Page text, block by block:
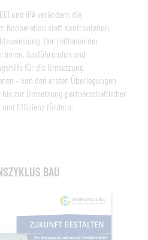
und IPA verändern die
Kooperation statt Konfrontation,
Der Leitfaden der
, Ausführenden und
für die Umsetzung
– von den ersten Überlegungen
zur Umsetzung partnerschaftlicher
und Effizienz fördern.
BAU